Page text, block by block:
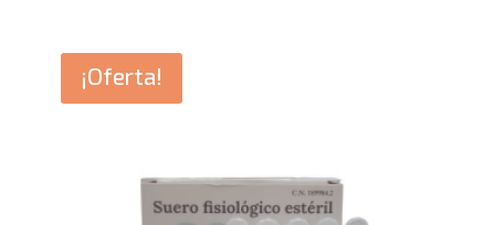
34,95€.29,95€.
¡Oferta!